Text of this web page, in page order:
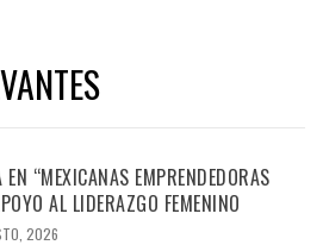
“MEXICANAS EMPRENDEDORAS
AL LIDERAZGO FEMENINO
2026